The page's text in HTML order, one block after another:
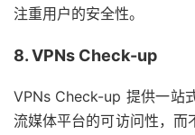
注重用户的安全性。
8. VPNs Check-up
VPNs Check-up 提供一站
流媒体平台的可访问性，而